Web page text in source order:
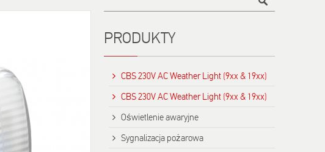
PRODUKTY
CBS 230V AC Weather Light (9xx & 19xx)
CBS 230V AC Weather Light (9xx & 19xx)
Oświetlenie awaryjne
Sygnalizacja pożarowa